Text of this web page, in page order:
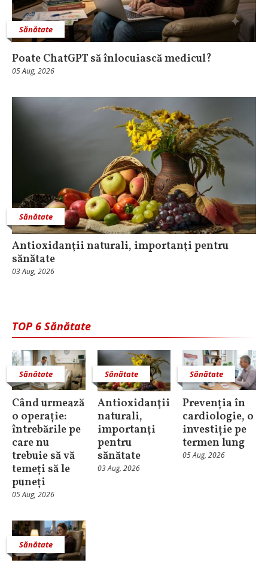
Sănătate
Poate ChatGPT să înlocuiască medicul?
05 Aug, 2026
Sănătate
Antioxidanţii naturali, importanţi pentru
sănătate
03 Aug, 2026
TOP 6 Sănătate
Sănătate
Când urmează
o operație:
întrebările pe
care nu
trebuie să vă
temeți să le
puneți
05 Aug, 2026
Sănătate
Antioxidanţii
naturali,
importanţi
pentru
sănătate
03 Aug, 2026
Sănătate
Prevenția în
cardiologie, o
investiție pe
termen lung
05 Aug, 2026
Sănătate